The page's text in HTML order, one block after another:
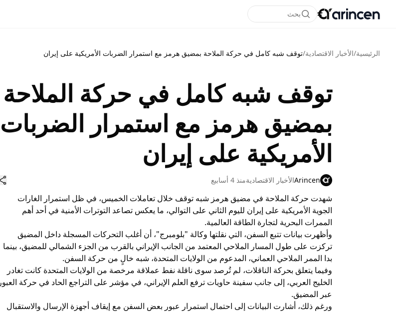
بحث
الرئيسية/الأخبار الاقتصادية/توقف شبه كامل في حركة الملاحة بمضيق هرمز مع استمرار الضربات الأمريكية على إيران
توقف شبه كامل في حركة الملاحة
بمضيق هرمز مع استمرار الضربات
الأمريكية على إيران
Arincenالأخبار الاقتصاديةمنذ 4 أسابيع
شهدت حركة الملاحة في مضيق هرمز شبه توقف خلال تعاملات الخميس، في ظل استمرار الغارات
الجوية الأمريكية على إيران لليوم الثاني على التوالي، ما يعكس تصاعد التوترات الأمنية في أحد أهم
الممرات البحرية لتجارة الطاقة العالمية.
وأظهرت بيانات تتبع السفن، التي نقلتها وكالة "بلومبرج"، أن أغلب التحركات المسجلة داخل المضيق
تركزت على طول المسار الملاحي المعتمد من الجانب الإيراني بالقرب من الجزء الشمالي للمضيق، بينما
بدا الممر الملاحي العماني، المدعوم من الولايات المتحدة، شبه خالٍ من حركة السفن.
وفيما يتعلق بحركة الناقلات، لم تُرصد سوى ناقلة نفط عملاقة مرخصة من الولايات المتحدة كانت تغادر
الخليج العربي، إلى جانب سفينة حاويات ترفع العلم الإيراني، في مؤشر على التراجع الحاد في حركة العبور
عبر المضيق.
ورغم ذلك، أشارت البيانات إلى احتمال استمرار عبور بعض السفن مع إيقاف أجهزة الإرسال والاستقبال